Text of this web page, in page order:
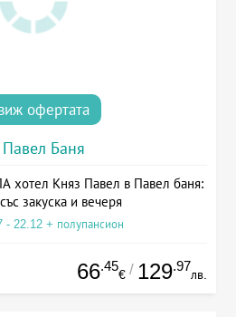
офертата
Павел Баня
хотел Княз Павел в Павел баня:
закуска и вечеря
- 22.12 + полупансион
66.45
€ / 129.97
лв.